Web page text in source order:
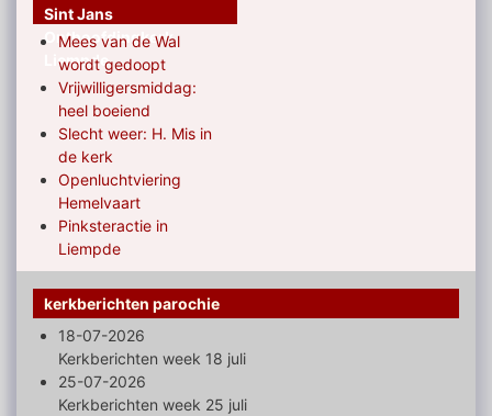
Sint Jans
Onthoofdingkerk
Liempde
Mees van de Wal
wordt gedoopt
Vrijwilligersmiddag:
heel boeiend
Slecht weer: H. Mis in
de kerk
Openluchtviering
Hemelvaart
Pinksteractie in
Liempde
kerkberichten parochie
18-07-2026
Kerkberichten week 18 juli
25-07-2026
Kerkberichten week 25 juli